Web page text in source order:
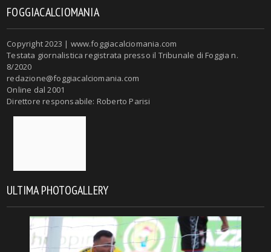
FOGGIACALCIOMANIA
Copyright 2023 | www.foggiacalciomania.com
Testata giornalistica registrata presso il Tribunale di Foggia n.
8/2020
redazione@foggiacalciomania.com
Online dal 2001
Direttore responsabile: Roberto Parisi
ULTIMA PHOTOGALLERY